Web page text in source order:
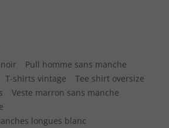
Pull homme sans manche
T-shirts vintage
Tee shirt oversize
Veste marron sans manche
longues blanc